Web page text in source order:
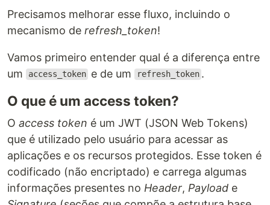
Precisamos melhorar esse fluxo, incluindo o
mecanismo de refresh_token!
Vamos primeiro entender qual é a diferença entre
um
access_token e de um refresh_token .
O que é um access token?
O access token é um JWT (JSON Web Tokens)
que é utilizado pelo usuário para acessar as
aplicações e os recursos protegidos. Esse token é
codificado (não encriptado) e carrega algumas
informações presentes no Header, Payload e